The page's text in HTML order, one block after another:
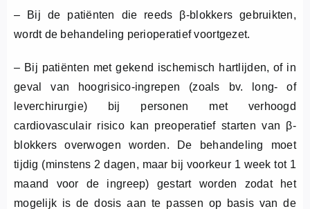
– Bij de patiënten die reeds β-blokkers gebruikten,
wordt de behandeling perioperatief voortgezet.
– Bij patiënten met gekend ischemisch hartlijden, of in
geval van hoogrisico-ingrepen (zoals bv. long- of
leverchirurgie) bij personen met verhoogd
cardiovasculair risico kan preoperatief starten van β-
blokkers overwogen worden. De behandeling moet
tijdig (minstens 2 dagen, maar bij voorkeur 1 week tot 1
maand voor de ingreep) gestart worden zodat het
mogelijk is de dosis aan te passen op basis van de